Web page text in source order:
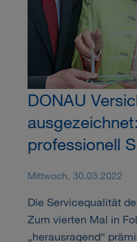
DONAU
professionell
Mittwoch, 30.03.2022
Die Servicequalität
Zum vierten Mal in
„herausragend“